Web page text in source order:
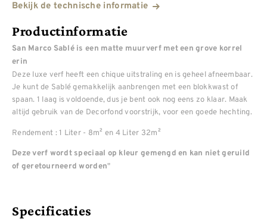
Bekijk de technische informatie
Productinformatie
San Marco Sablé is een matte muurverf met een grove korrel
erin
Deze luxe verf heeft een chique uitstraling en is geheel afneembaar.
Je kunt de Sablé gemakkelijk aanbrengen met een blokkwast of
spaan. 1 laag is voldoende, dus je bent ook nog eens zo klaar. Maak
altijd gebruik van de Decorfond voorstrijk, voor een goede hechting.
Rendement : 1 Liter - 8m² en 4 Liter 32m²
Deze verf wordt speciaal op kleur gemengd en kan niet geruild
of geretourneerd worden"
Specificaties